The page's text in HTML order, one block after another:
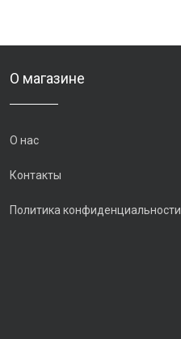
О магазине
О нас
Контакты
Политика конфиденциальности